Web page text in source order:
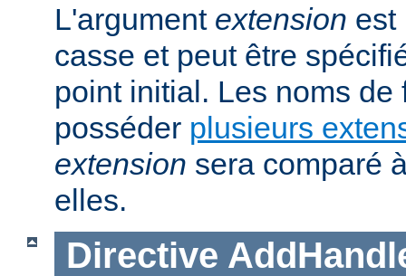
L'argument extension est
casse et peut être
point initial. Les noms de
posséder plusieurs
extension sera comparé
elles.
Directive